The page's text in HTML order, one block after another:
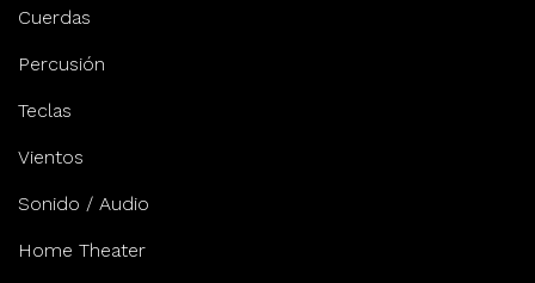
Cuerdas
Percusión
Teclas
Vientos
Sonido / Audio
Home Theater